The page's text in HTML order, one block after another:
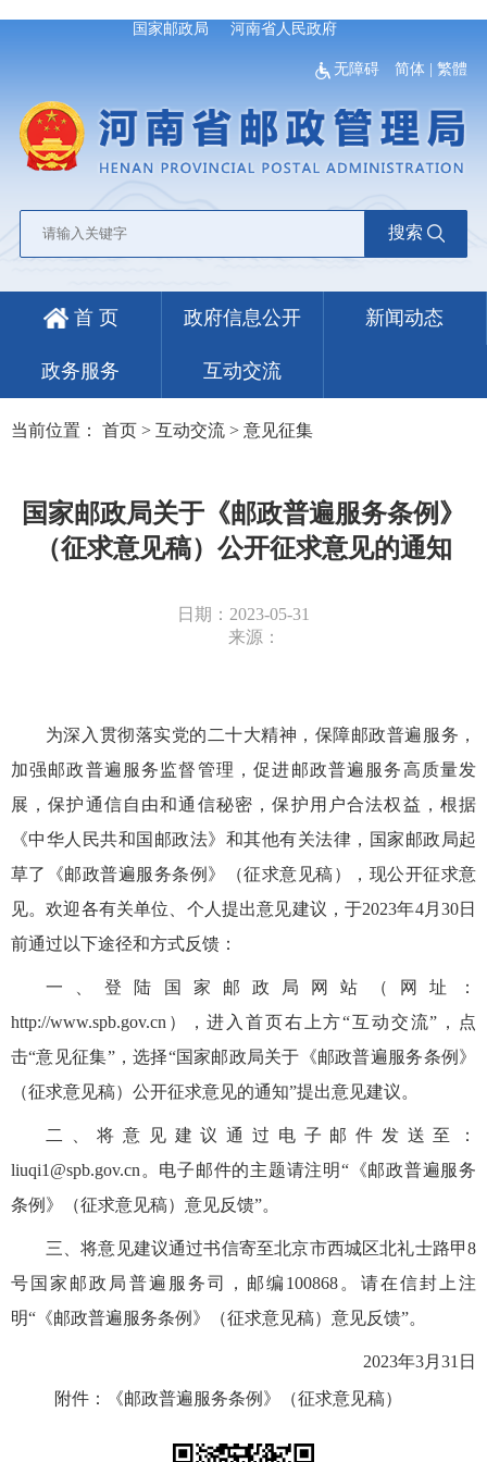
国家邮政局 河南省人民政府
无障碍 简体 |繁體
搜索
首 页 政府信息公开 新闻动态
政务服务 互动交流
当前位置： 首页 > 互动交流 > 意见征集
国家邮政局关于《邮政普遍服务条例》
（征求意见稿）公开征求意见的通知
日期：2023-05-31
来源：
为深入贯彻落实党的二十大精神，保障邮政普遍服务，
加强邮政普遍服务监督管理，促进邮政普遍服务高质量发
展，保护通信自由和通信秘密，保护用户合法权益，根据
《中华人民共和国邮政法》和其他有关法律，国家邮政局起
草了《邮政普遍服务条例》（征求意见稿），现公开征求意
见。欢迎各有关单位、个人提出意见建议，于2023年4月30日
前通过以下途径和方式反馈：
一、登陆国家邮政局网站（网址：
http://www.spb.gov.cn），进入首页右上方“互动交流”，点
击“意见征集”，选择“国家邮政局关于《邮政普遍服务条例》
（征求意见稿）公开征求意见的通知”提出意见建议。
二、将意见建议通过电子邮件发送至：
liuqi1@spb.gov.cn。电子邮件的主题请注明“《邮政普遍服务
条例》（征求意见稿）意见反馈”。
三、将意见建议通过书信寄至北京市西城区北礼士路甲8
号国家邮政局普遍服务司，邮编100868。请在信封上注
明“《邮政普遍服务条例》（征求意见稿）意见反馈”。
2023年3月31日
附件：
《邮政普遍服务条例》（征求意见稿）